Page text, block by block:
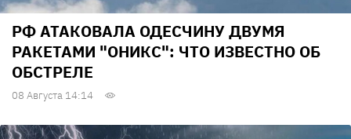
РФ АТАКОВАЛА ОДЕСЧИНУ ДВУМЯ
РАКЕТАМИ "ОНИКС": ЧТО ИЗВЕСТНО ОБ
ОБСТРЕЛЕ
08 Августа 14:14